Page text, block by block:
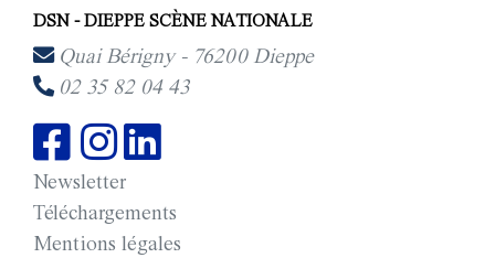
DSN - DIEPPE SCÈNE NATIONALE
Quai Bérigny - 76200 Dieppe
02 35 82 04 43
Newsletter
Téléchargements
Mentions légales